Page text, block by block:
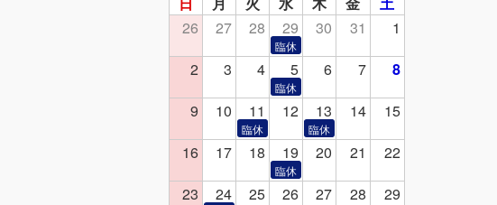
26
27 28 29 30 31
1
2
3 4 5 6 7
8
9
10 11 12 13 14
15
16
17 18 19 20 21
22
23
24 25 26 27 28
29